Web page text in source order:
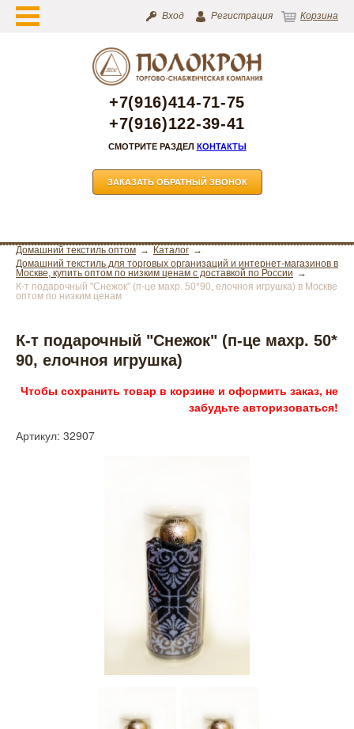
Вход Регистрация Корзина
+7(916)414-71-75
+7(916)122-39-41
СМОТРИТЕ РАЗДЕЛ КОНТАКТЫ
ЗАКАЗАТЬ ОБРАТНЫЙ ЗВОНОК
Домашний текстиль оптом
Каталог
Домашний текстиль для торговых организаций и интернет-магазинов в
Москве, купить оптом по низким ценам с доставкой по России
К-т подарочный "Снежок" (п-це махр. 50*90, елочноя игрушка) в Москве
оптом по низким ценам
К-т подарочный "Снежок" (п-це махр. 50*
90, елочноя игрушка)
Чтобы сохранить товар в корзине и оформить заказ, не
забудьте авторизоваться!
Артикул: 32907